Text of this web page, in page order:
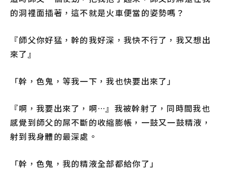
的洞裡面插著，這不就是火車便當的姿勢嗎？
『師父你好猛，幹的我好深，我快不行了，我又想出
來了』
「幹，色鬼，等我一下，我也快要出來了」
『啊，我要出來了，啊…』我被幹射了，同時間我也
感覺到師父的屌不斷的收縮膨帳，一鼓又一鼓精液，
射到我身體的最深處。
「幹，色鬼，我的精液全部都給你了」